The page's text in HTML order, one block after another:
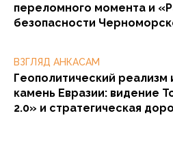
переломного момента и
безопасности
ВЗГЛЯД АНКАСАМ
Геополитический реализм
камень Евразии: видение
2.0» и стратегическая